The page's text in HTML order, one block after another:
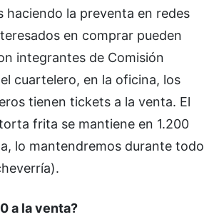
haciendo la preventa en redes
en comprar pueden
integrantes de Comisión
cuartelero, en la oficina, los
tienen tickets a la venta. El
frita se mantiene en 1.200
lo mantendremos durante todo
a la venta?